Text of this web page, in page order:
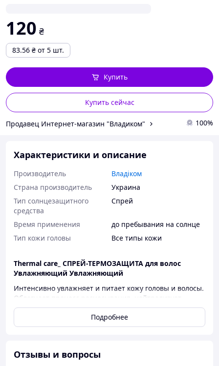
120 ₴
83.56 ₴ от 5 шт.
Купить сейчас
Купить
Продавец Интернет-магазин "Владиком" 100%
Характеристики и описание
Производитель
Владіком
Страна производитель
Украина
Тип солнцезащитного
средства
Спрей
Время применения
до пребывания на солнце
Тип кожи головы
Все типы кожи
Thermal care_ СПРЕЙ-ТЕРМОЗАЩИТА для волос
Увлажняющий Увлажняющий
Интенсивно увлажняет и питает кожу головы и волосы.
Облегчает процесс расчесывания, нейтрализует
статическое напряжение и устраняет чрезмерную
пушистость локонов. Защищает от негативного
воздействия окружающей среды и солнечных лучей.
соли и микроэлементы которые имеют уникальное
действие на кожу: тонизирует и освежает,
Подробнее
Отзывы и вопросы